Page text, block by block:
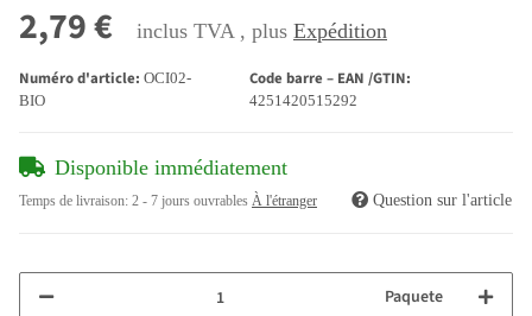
2,79 € inclus TVA , plus Expédition
Numéro d'article: OCI02-
BIO
Code barre – EAN /GTIN:
4251420515292
Disponible immédiatement
Temps de livraison: 2 - 7 jours ouvrables À l'étranger Question sur l'article
Paquete